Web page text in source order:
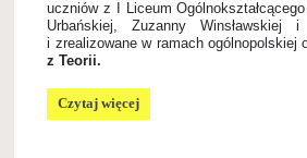
uczniów z I Liceum
Urbańskiej, Zuzanny Winsławskiej
i zrealizowane w ramach ogólnopolskiej
z Teorii.
PURE
PLANET
Czytaj więcej